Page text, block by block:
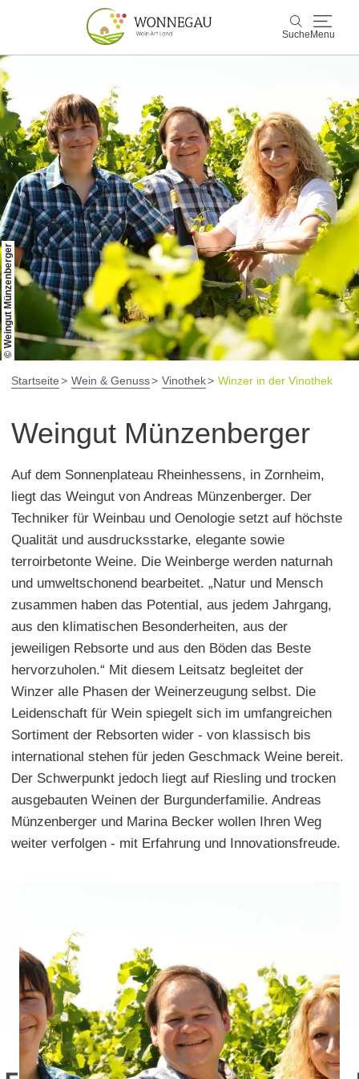
Suche Menu
Suche
Wonnegau
Entdecken & Erleben
Wein & Genuss
Kultur & Events
Buchen & Service
© Weingut Münzenberger
Startseite Wein & Genuss Vinothek Winzer in der Vinothek
Weingut Münzenberger
Auf dem Sonnenplateau Rheinhessens, in Zornheim,
liegt das Weingut von Andreas Münzenberger. Der
Techniker für Weinbau und Oenologie setzt auf höchste
Qualität und ausdrucksstarke, elegante sowie
terroirbetonte Weine. Die Weinberge werden naturnah
und umweltschonend bearbeitet. „Natur und Mensch
zusammen haben das Potential, aus jedem Jahrgang,
aus den klimatischen Besonderheiten, aus der
jeweiligen Rebsorte und aus den Böden das Beste
hervorzuholen.“ Mit diesem Leitsatz begleitet der
Winzer alle Phasen der Weinerzeugung selbst. Die
Leidenschaft für Wein spiegelt sich im umfangreichen
Sortiment der Rebsorten wider - von klassisch bis
international stehen für jeden Geschmack Weine bereit.
Der Schwerpunkt jedoch liegt auf Riesling und trocken
ausgebauten Weinen der Burgunderfamilie. Andreas
Münzenberger und Marina Becker wollen Ihren Weg
weiter verfolgen - mit Erfahrung und Innovationsfreude.